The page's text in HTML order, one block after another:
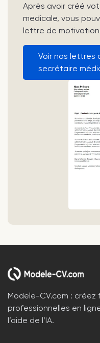
Après avoir créé
medicale, vous
lettre de motivation
Voir nos lettres
secrétaire
Modele-CV.com :
professionnelles en
l’aide de l’IA.